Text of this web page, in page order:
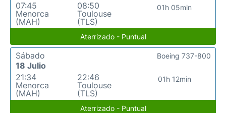
07:45
Menorca
(MAH)
08:50
Toulouse
(TLS)
01h 05min
Aterrizado - Puntual
Sábado
18 Julio
21:34
Menorca
(MAH)
22:46
Toulouse
(TLS)
01h 12min
Boeing 737-800
Aterrizado - Puntual